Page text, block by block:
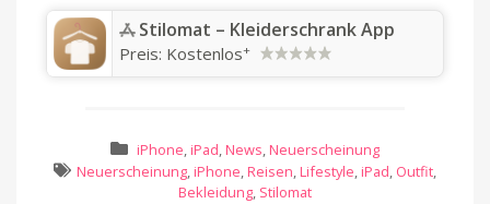
Stilomat – Kleiderschrank App
Preis: Kostenlos+
iPhone, iPad, News, Neuerscheinung
Neuerscheinung, iPhone, Reisen, Lifestyle, iPad, Outfit,
Bekleidung, Stilomat